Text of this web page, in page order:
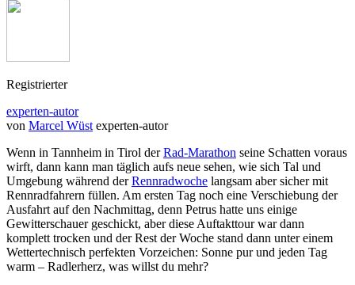
Registrierter
experten-autor
von Marcel Wüst experten-autor
Wenn in Tannheim in Tirol derRad-Marathon seine Schatten voraus
wirft, dann kann man täglich aufs neue sehen, wie sich Tal und
Umgebung während derRennradwoche langsam aber sicher mit
Rennradfahrern füllen. Am ersten Tag noch eine Verschiebung der
Ausfahrt auf den Nachmittag, denn Petrus hatte uns einige
Gewitterschauer geschickt, aber diese Auftakttour war dann
komplett trocken und der Rest der Woche stand dann unter einem
Wettertechnisch perfekten Vorzeichen: Sonne pur und jeden Tag
warm – Radlerherz, was willst du mehr?